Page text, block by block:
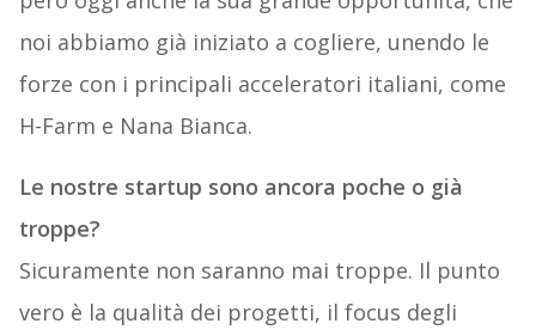
noi abbiamo già iniziato a cogliere, unendo le
forze con i principali acceleratori italiani, come
H-Farm e Nana Bianca.
Le nostre startup sono ancora poche o già
troppe?
Sicuramente non saranno mai troppe. Il punto
vero è la qualità dei progetti, il focus degli